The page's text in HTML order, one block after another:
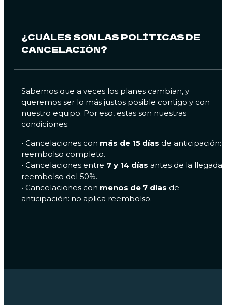
¿CUÁLES SON LAS POLÍTICAS DE
CANCELACIÓN?
Sabemos que a veces los planes cambian, y
queremos ser lo más justos posible contigo y con
nuestro equipo. Por eso, estas son nuestras
condiciones:
•⁠ ⁠Cancelaciones con más de 15 días de anticipación:
reembolso completo.
•⁠ ⁠Cancelaciones entre 7 y 14 días antes de la llegada:
reembolso del 50%.
•⁠ ⁠Cancelaciones con menos de 7 días de
anticipación: no aplica reembolso.